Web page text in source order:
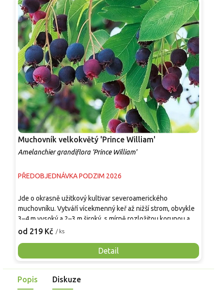
Muchovník velkokvětý 'Prince William'
Amelanchier grandiflora 'Prince William'
PŘEDOBJEDNÁVKA PODZIM 2026
od 219 Kč / ks
Detail
Jde o okrasně užitkový kultivar severoamerického
muchovníku. Vytváří vícekmenný keř až nižší strom, obvykle
3–4 m vysoký a 2–3 m široký, s mírně rozložitou korunou a
kořenovými výmladky. V dubnu nese bílé pětičetné květy v
modrofialovým ojíněním – dozrávají postupně v červnu až
červenci. Jsou sladké, s lehce mandlovým tónem, vhodné k
přímé konzumaci, do koláčů, dření, džemů i na sušení. Listy
se na podzim barví do oranžových a červených odstínů.
Popis Diskuze